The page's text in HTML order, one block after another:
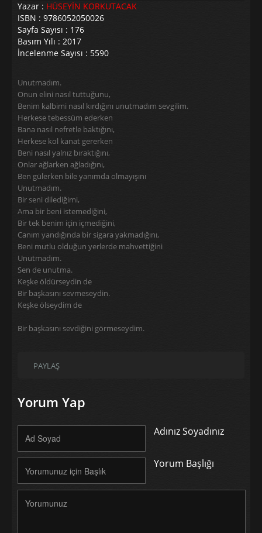
Yazar : HÜSEYİN KORKUTACAK
ISBN : 9786052050026
Sayfa Sayısı : 176
Basım Yılı : 2017
İncelenme Sayısı : 5590
Unutmadım.
Onun elini nasıl tuttuğunu,
Benim kalbimi nasıl kırdığını unutmadım sevgilim.
Herkese tebessüm ederken
Bana nasıl nefretle baktığını,
Herkese kol kanat gererken
Beni nasıl yalnız bıraktığını,
Onlar ağlarken ağladığını,
Ben gülerken bile yanımda olmayışını
Unutmadım.
Bir seni dilediğimi,
Ama bir beni istemediğini,
Bir tek benim için içmediğini,
Canım yandığında bir sigara yakmadığını,
Beni mutlu olduğun yerlerde mahvettiğini
Unutmadım.
Sen de unutma.
Keşke öldürseydin de
Bir başkasını sevmeseydin.
Keşke ölseydim de
Bir başkasını sevdiğini görmeseydim.
PAYLAŞ
Yorum Yap
Adınız Soyadınız
Yorum Başlığı